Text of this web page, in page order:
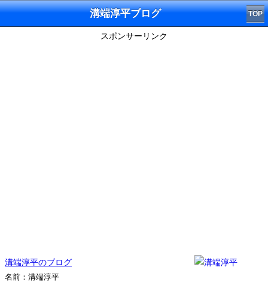
溝端淳平ブログ TOP
スポンサーリンク
溝端淳平のブログ
名前：溝端淳平